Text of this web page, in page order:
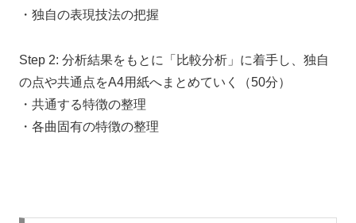
・独自の表現技法の把握
Step 2: 分析結果をもとに「比較分析」に着手し、独自
の点や共通点をA4用紙へまとめていく（50分）
・共通する特徴の整理
・各曲固有の特徴の整理